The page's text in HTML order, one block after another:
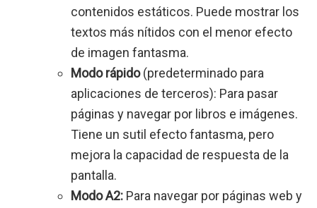
contenidos estáticos. Puede mostrar los
textos más nítidos con el menor efecto
de imagen fantasma.
Modo rápido(predeterminado para
aplicaciones de terceros): Para pasar
páginas y navegar por libros e imágenes.
Tiene un sutil efecto fantasma, pero
mejora la capacidad de respuesta de la
pantalla.
Modo A2: Para navegar por páginas web y